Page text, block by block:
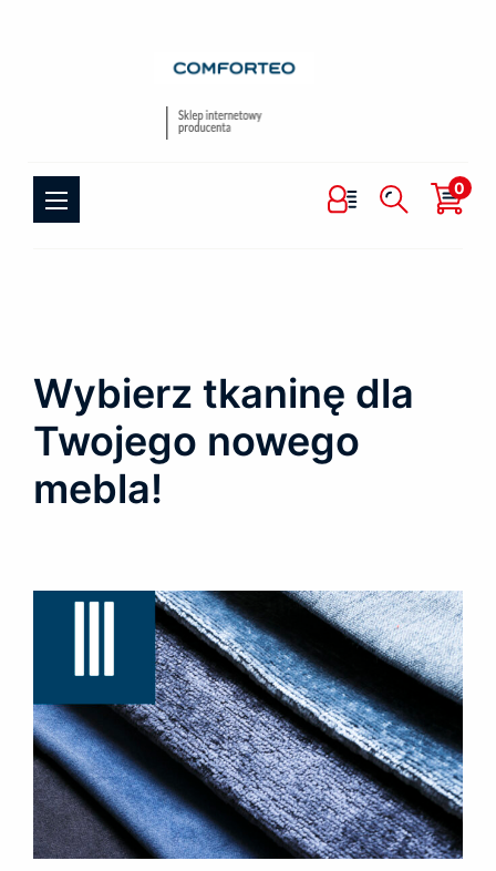
0
Wybierz tkaninę dla
Twojego nowego
mebla!